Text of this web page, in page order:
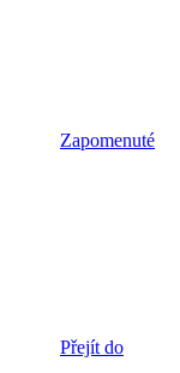
Zapomenuté
Přejít do